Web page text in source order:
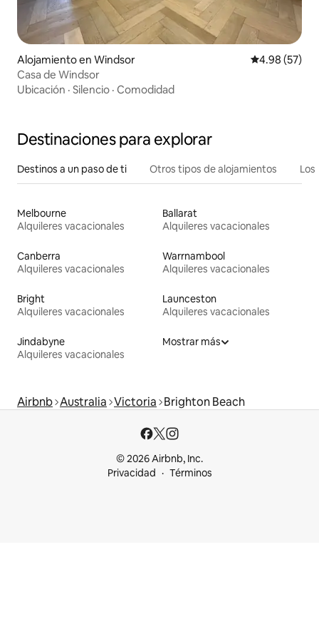
Alojamiento en Windsor Calificación
4.98 (57)
Casa de Windsor
Ubicación · Silencio · Comodidad
Destinaciones para explorar
Destinos a un paso de ti Otros tipos de alojamientos
Melbourne
Alquileres vacacionales
Ballarat
Alquileres vacacionales
Canberra
Alquileres vacacionales
Warrnambool
Alquileres vacacionales
Bright
Alquileres vacacionales
Launceston
Alquileres vacacionales
Jindabyne
Alquileres vacacionales
Mostrar más
Airbnb Australia Victoria Brighton Beach
© 2026 Airbnb, Inc.
Privacidad
Términos